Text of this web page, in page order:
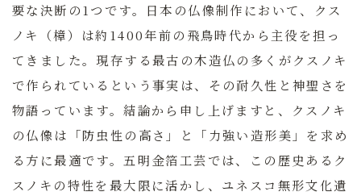
要な決断の1つです。 日本の仏像制作において、クス
ノキ（樟）は約1400年前の飛鳥時代から主役を担っ
てきました。現存する最古の木造仏の多くがクスノキ
で作られているという事実は、その耐久性と神聖さを
物語っています。結論から申し上げますと、クスノキ
の仏像は「防虫性の高さ」と「力強い造形美」を求め
る方に最適です。五明金箔工芸では、この歴史あるク
スノキの特性を最大限に活かし、ユネスコ無形文化遺